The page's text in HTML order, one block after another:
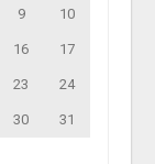
9 10
16 17
23 24
30
31